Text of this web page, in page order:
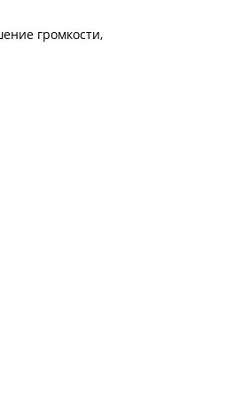
громкости,